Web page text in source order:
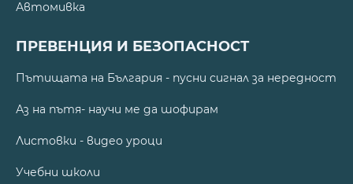
Автомивка
ПРЕВЕНЦИЯ И БЕЗОПАСНОСТ
Пътищата на България - пусни сигнал за нередност
Аз на пътя- научи ме да шофирам
Листовки - видео уроци
Учебни школи